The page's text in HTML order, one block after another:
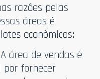
razões pelas
áreas é
econômicos:
A área de vendas é
por fornecer